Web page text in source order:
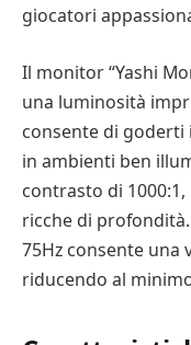
giocatori
Il monitor “Yashi
una luminosità
consente di goderti
in ambienti ben
contrasto di
ricche di
75Hz consente una
riducendo al